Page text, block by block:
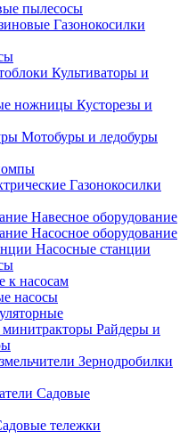
пылесосы
Газонокосилки
Культиваторы и
Кусторезы и
Мотобуры и ледобуры
Газонокосилки
Навесное оборудование
Насосное оборудование
Насосные станции
к насосам
насосы
Райдеры и
Зернодробилки
Садовые
тележки